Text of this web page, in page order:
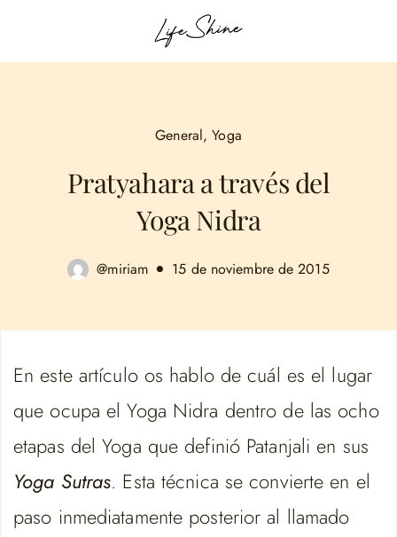
General,Yoga
Pratyahara a través del
Yoga Nidra
@miriam 15 de noviembre de 2015
En este artículo os hablo de cuál es el lugar
que ocupa el Yoga Nidra dentro de las ocho
etapas del Yoga que definió Patanjali en sus
Yoga Sutras. Esta técnica se convierte en el
paso inmediatamente posterior al llamado